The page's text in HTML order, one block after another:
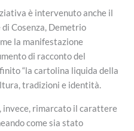
è intervenuto anche il
Cosenza, Demetrio
la manifestazione
di racconto del
“la cartolina liquida della
tradizioni e identità.
invece, rimarcato il carattere
come sia stato